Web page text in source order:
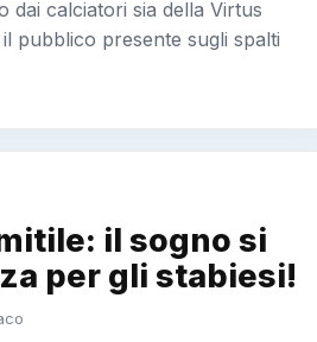
dai calciatori sia della Virtus
pubblico presente sugli spalti
il sogno si
per gli stabiesi!